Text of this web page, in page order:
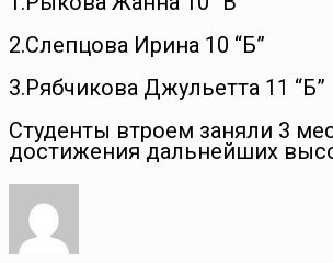
2.Слепцова Ирина 10 “Б”
3.Рябчикова Джульетта 11 “Б”
Студенты втроем заняли 3
достижения дальнейших